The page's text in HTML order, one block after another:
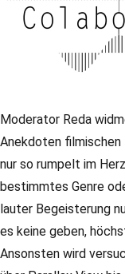
Moderator Reda
Anekdoten filmischen
nur so rumpelt im
bestimmtes Genre
lauter Begeisterung
es keine geben,
Ansonsten wird